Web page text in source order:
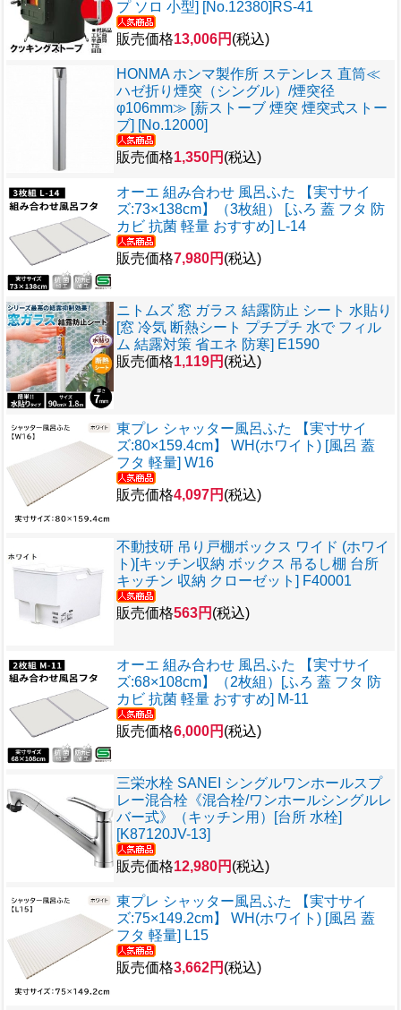
プ ソロ 小型] [No.12380]RS-41
販売価格13,006円 (税込)
HONMA ホンマ製作所 ステンレス 直筒≪
ハゼ折り煙突（シングル）/煙突径
φ106mm≫ [薪ストーブ 煙突 煙突式ストー
ブ] [No.12000]
販売価格1,350円 (税込)
オーエ 組み合わせ 風呂ふた 【実寸サイ
ズ:73×138cm】（3枚組） [ふろ 蓋 フタ 防
カビ 抗菌 軽量 おすすめ] L-14
販売価格7,980円 (税込)
ニトムズ 窓 ガラス 結露防止 シート 水貼り
[窓 冷気 断熱シート プチプチ 水で フィル
ム 結露対策 省エネ 防寒] E1590
販売価格1,119円 (税込)
東プレ シャッター風呂ふた 【実寸サイ
ズ:80×159.4cm】 WH(ホワイト) [風呂 蓋
フタ 軽量] W16
販売価格4,097円 (税込)
不動技研 吊り戸棚ボックス ワイド (ホワイ
ト)[キッチン収納 ボックス 吊るし棚 台所
キッチン 収納 クローゼット] F40001
販売価格563円 (税込)
オーエ 組み合わせ 風呂ふた 【実寸サイ
ズ:68×108cm】（2枚組）[ふろ 蓋 フタ 防
カビ 抗菌 軽量 おすすめ] M-11
販売価格6,000円 (税込)
三栄水栓 SANEI シングルワンホールスプ
レー混合栓《混合栓/ワンホールシングルレ
バー式》（キッチン用）[台所 水栓]
[K87120JV-13]
販売価格12,980円 (税込)
東プレ シャッター風呂ふた 【実寸サイ
ズ:75×149.2cm】 WH(ホワイト) [風呂 蓋
フタ 軽量] L15
販売価格3,662円 (税込)